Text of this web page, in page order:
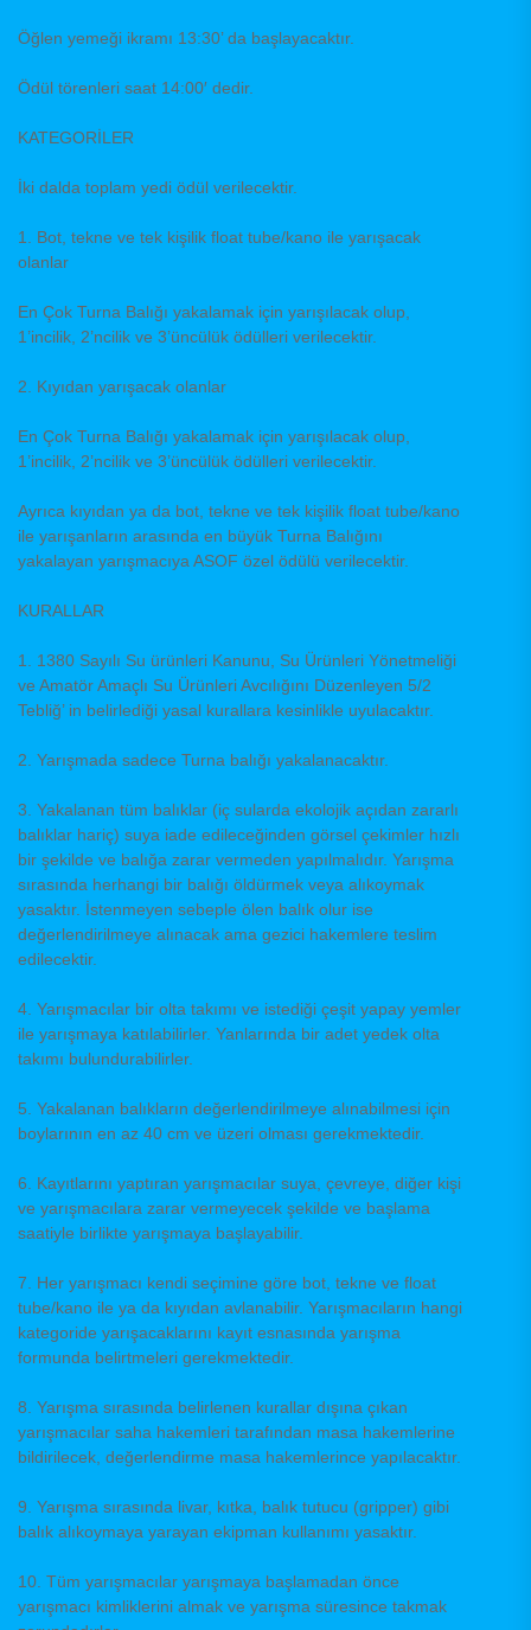
Öğlen yemeği ikramı 13:30’ da başlayacaktır.
Ödül törenleri saat 14:00′ dedir.
KATEGORİLER
İki dalda toplam yedi ödül verilecektir.
1. Bot, tekne ve tek kişilik float tube/kano ile yarışacak
olanlar
En Çok Turna Balığı yakalamak için yarışılacak olup,
1’incilik, 2’ncilik ve 3’üncülük ödülleri verilecektir.
2. Kıyıdan yarışacak olanlar
En Çok Turna Balığı yakalamak için yarışılacak olup,
1’incilik, 2’ncilik ve 3’üncülük ödülleri verilecektir.
Ayrıca kıyıdan ya da bot, tekne ve tek kişilik float tube/kano
ile yarışanların arasında en büyük Turna Balığını
yakalayan yarışmacıya ASOF özel ödülü verilecektir.
KURALLAR
1. 1380 Sayılı Su ürünleri Kanunu, Su Ürünleri Yönetmeliği
ve Amatör Amaçlı Su Ürünleri Avcılığını Düzenleyen 5/2
Tebliğ’ in belirlediği yasal kurallara kesinlikle uyulacaktır.
2. Yarışmada sadece Turna balığı yakalanacaktır.
3. Yakalanan tüm balıklar (iç sularda ekolojik açıdan zararlı
balıklar hariç) suya iade edileceğinden görsel çekimler hızlı
bir şekilde ve balığa zarar vermeden yapılmalıdır. Yarışma
sırasında herhangi bir balığı öldürmek veya alıkoymak
yasaktır. İstenmeyen sebeple ölen balık olur ise
değerlendirilmeye alınacak ama gezici hakemlere teslim
edilecektir.
4. Yarışmacılar bir olta takımı ve istediği çeşit yapay yemler
ile yarışmaya katılabilirler. Yanlarında bir adet yedek olta
takımı bulundurabilirler.
5. Yakalanan balıkların değerlendirilmeye alınabilmesi için
boylarının en az 40 cm ve üzeri olması gerekmektedir.
6. Kayıtlarını yaptıran yarışmacılar suya, çevreye, diğer kişi
ve yarışmacılara zarar vermeyecek şekilde ve başlama
saatiyle birlikte yarışmaya başlayabilir.
7. Her yarışmacı kendi seçimine göre bot, tekne ve float
tube/kano ile ya da kıyıdan avlanabilir. Yarışmacıların hangi
kategoride yarışacaklarını kayıt esnasında yarışma
formunda belirtmeleri gerekmektedir.
8. Yarışma sırasında belirlenen kurallar dışına çıkan
yarışmacılar saha hakemleri tarafından masa hakemlerine
bildirilecek, değerlendirme masa hakemlerince yapılacaktır.
9. Yarışma sırasında livar, kıtka, balık tutucu (gripper) gibi
balık alıkoymaya yarayan ekipman kullanımı yasaktır.
10. Tüm yarışmacılar yarışmaya başlamadan önce
yarışmacı kimliklerini almak ve yarışma süresince takmak